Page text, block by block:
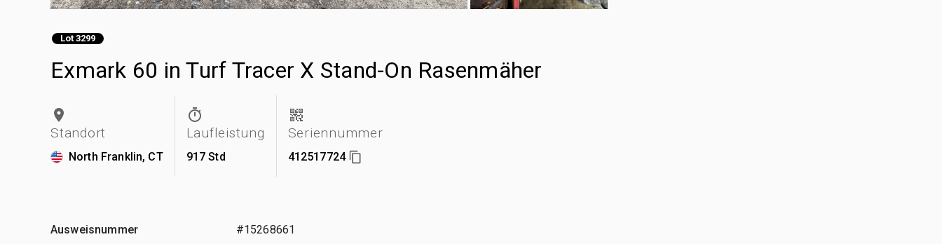
Lot 3299
Exmark 60 in Turf Tracer X Stand-On Rasenmäher
Standort
North Franklin, CT
Laufleistung
917 Std
Seriennummer
412517724
Ausweisnummer #15268661